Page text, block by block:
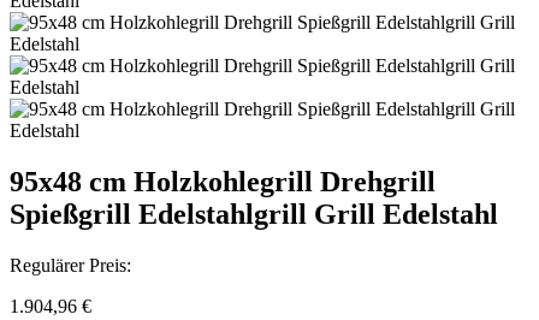
95x48 cm Holzkohlegrill Drehgrill
Spießgrill Edelstahlgrill Grill Edelstahl
Regulärer Preis:
1.904,96 €